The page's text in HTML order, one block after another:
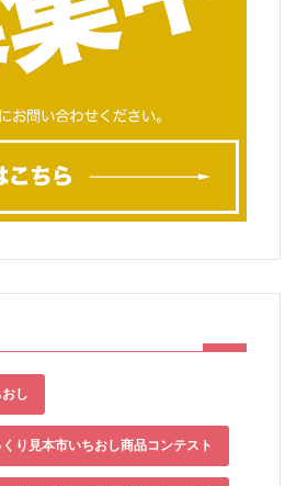
し
り見本市いちおし商品コンテスト